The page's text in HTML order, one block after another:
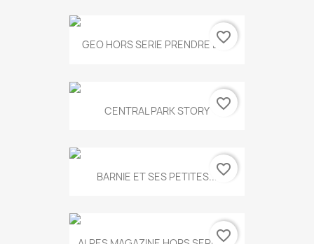
GEO HORS SERIE PRENDRE LE...
favorite_border
CENTRAL PARK STORY favorite_border
BARNIE ET SES PETITES...favorite_border
favorite_border